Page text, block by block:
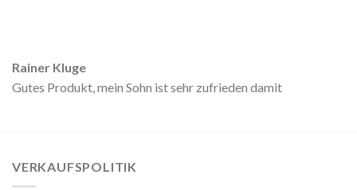
Rainer Kluge
Gutes Produkt, mein Sohn ist sehr zufrieden damit
VERKAUFSPOLITIK